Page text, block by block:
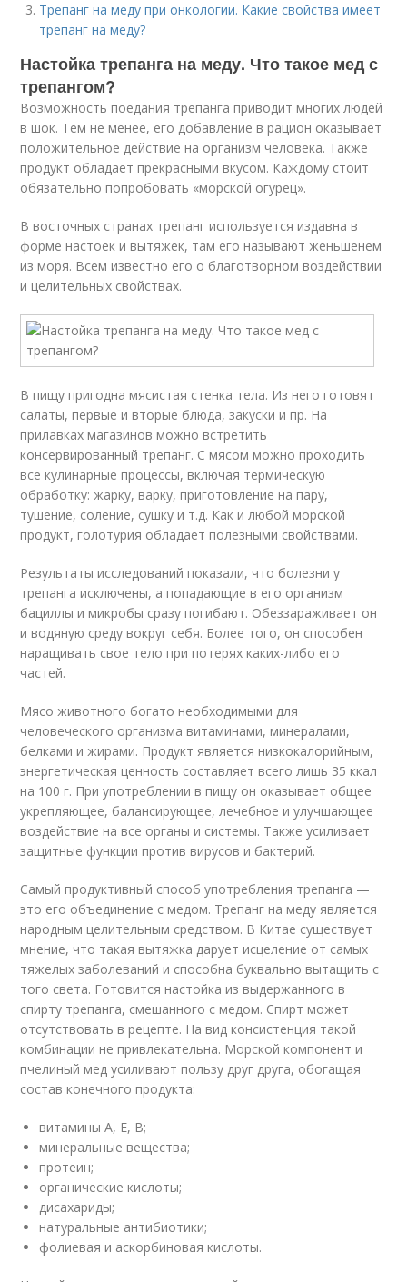
Трепанг на меду при онкологии. Какие свойства имеет
трепанг на меду?
Настойка трепанга на меду. Что такое мед с
трепангом?
Возможность поедания трепанга приводит многих людей
в шок. Тем не менее, его добавление в рацион оказывает
положительное действие на организм человека. Также
продукт обладает прекрасными вкусом. Каждому стоит
обязательно попробовать «морской огурец».
В восточных странах трепанг используется издавна в
форме настоек и вытяжек, там его называют женьшенем
из моря. Всем известно его о благотворном воздействии
и целительных свойствах.
В пищу пригодна мясистая стенка тела. Из него готовят
салаты, первые и вторые блюда, закуски и пр. На
прилавках магазинов можно встретить
консервированный трепанг. С мясом можно проходить
все кулинарные процессы, включая термическую
обработку: жарку, варку, приготовление на пару,
тушение, соление, сушку и т.д. Как и любой морской
продукт, голотурия обладает полезными свойствами.
Результаты исследований показали, что болезни у
трепанга исключены, а попадающие в его организм
бациллы и микробы сразу погибают. Обеззараживает он
и водяную среду вокруг себя. Более того, он способен
наращивать свое тело при потерях каких-либо его
частей.
Мясо животного богато необходимыми для
человеческого организма витаминами, минералами,
белками и жирами. Продукт является низкокалорийным,
энергетическая ценность составляет всего лишь 35 ккал
на 100 г. При употреблении в пищу он оказывает общее
укрепляющее, балансирующее, лечебное и улучшающее
воздействие на все органы и системы. Также усиливает
защитные функции против вирусов и бактерий.
Самый продуктивный способ употребления трепанга —
это его объединение с медом. Трепанг на меду является
народным целительным средством. В Китае существует
мнение, что такая вытяжка дарует исцеление от самых
тяжелых заболеваний и способна буквально вытащить с
того света. Готовится настойка из выдержанного в
спирту трепанга, смешанного с медом. Спирт может
отсутствовать в рецепте. На вид консистенция такой
комбинации не привлекательна. Морской компонент и
пчелиный мед усиливают пользу друг друга, обогащая
состав конечного продукта:
витамины A, E, B;
минеральные вещества;
протеин;
органические кислоты;
дисахариды;
натуральные антибиотики;
фолиевая и аскорбиновая кислоты.